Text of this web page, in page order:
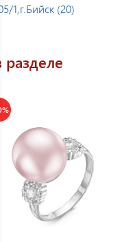
1,г.Бийск (20)